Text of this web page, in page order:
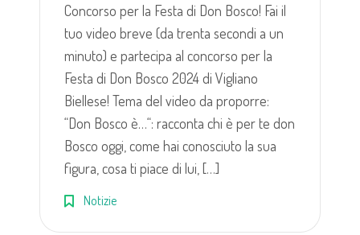
Concorso per la Festa di Don Bosco! Fai il
tuo video breve (da trenta secondi a un
minuto) e partecipa al concorso per la
Festa di Don Bosco 2024 di Vigliano
Biellese! Tema del video da proporre:
“Don Bosco è…“: racconta chi è per te don
Bosco oggi, come hai conosciuto la sua
figura, cosa ti piace di lui, […]
Notizie